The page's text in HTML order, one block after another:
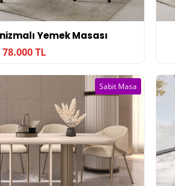
Yemek Masası
78.000 TL
Sabit Masa